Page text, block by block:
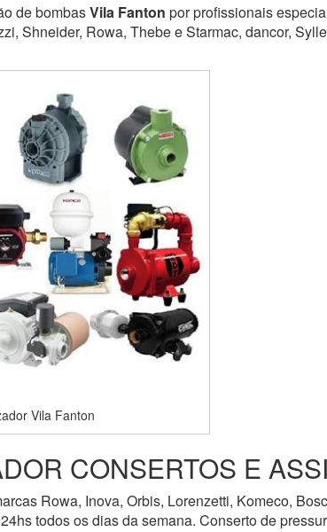
de bombasVila Fanton por profissionais
Shneider, Rowa, Thebe e Starmac, dancor,
Vila Fanton
CONSERTOS E
Rowa, Inova, Orbis, Lorenzetti, Komeco,
todos os dias da semana. Conserto de